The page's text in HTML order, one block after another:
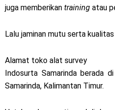
juga memberikan training atau
Lalu jaminan mutu serta
Alamat toko alat survey
Indosurta Samarinda berada
Samarinda, Kalimantan Timur.